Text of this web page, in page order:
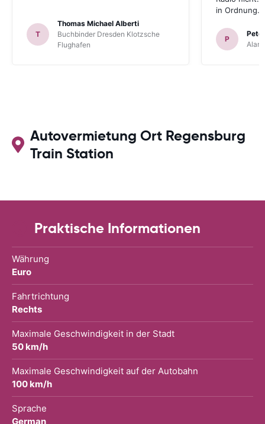
T
Thomas Michael Alberti
Buchbinder Dresden Klotzsche
Flughafen
in Ordnung.
P
Autovermietung Ort Regensburg
Train Station
Praktische Informationen
Währung
Euro
Fahrtrichtung
Rechts
Maximale Geschwindigkeit in der Stadt
50 km/h
Maximale Geschwindigkeit auf der Autobahn
100 km/h
Sprache
German